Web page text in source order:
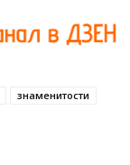
знаменитости